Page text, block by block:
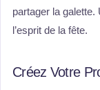
partager la galette.
l’esprit de la fête.
Créez Votre